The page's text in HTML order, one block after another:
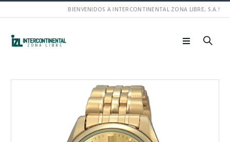
BIENVENIDOS A INTERCONTINENTAL ZONA LIBRE, S.A.!